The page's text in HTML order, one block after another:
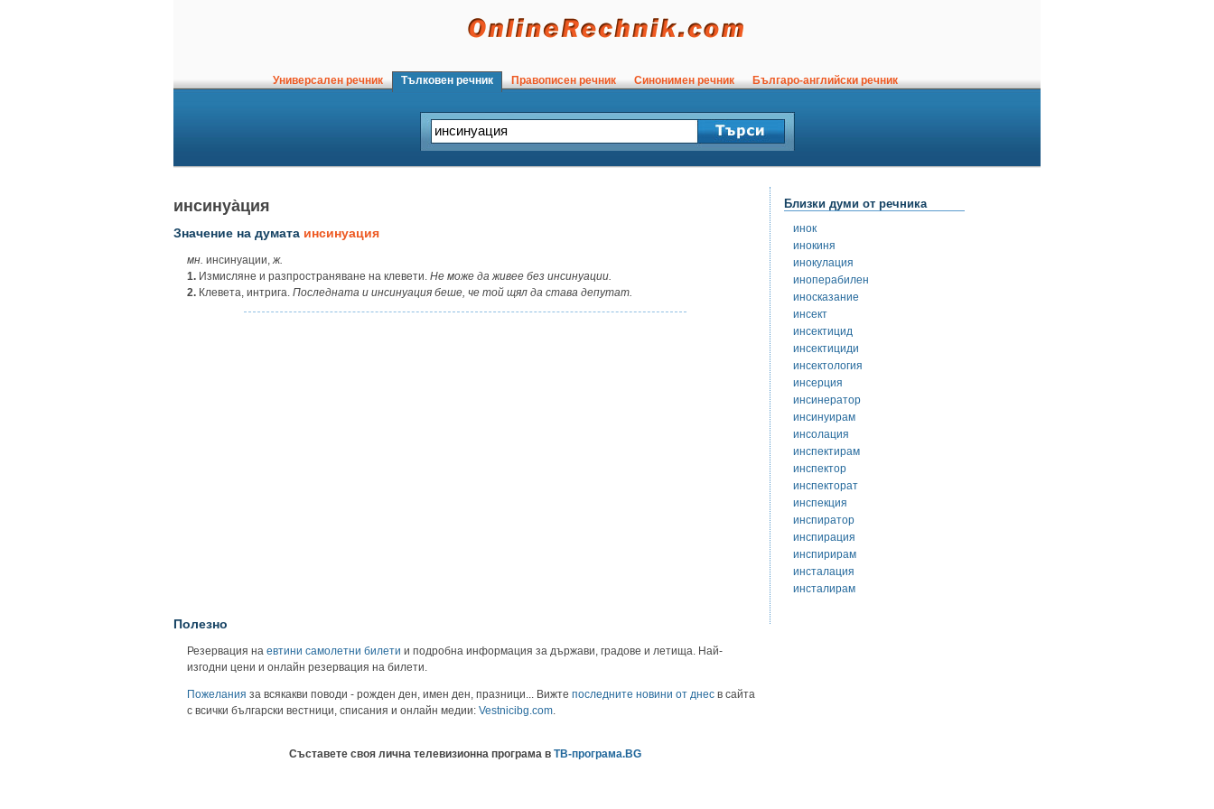
Универсален речник Тълковен речник Правописен речник Синонимен речник Българо-английски речник
инсинуа̀ция
Значение на думата инсинуация
мн. инсинуации,ж.
1. Измисляне и разпространяване на клевети. Не може да живее без инсинуации.
2. Клевета, интрига. Последната и инсинуация беше, че той щял да става депутат.
Полезно
Резервация на евтини самолетни билети и подробна информация за държави, градове и летища. Най-
изгодни цени и онлайн резервация на билети.
Пожелания за всякакви поводи - рожден ден, имен ден, празници... Вижте последните новини от днес в сайта
с всички български вестници, списания и онлайн медии: Vestnicibg.com
Съставете своя лична телевизионна програма в ТВ-програма.BG
Близки думи от речника
инок
инокиня
инокулация
иноперабилен
иносказание
инсект
инсектицид
инсектициди
инсектология
инсерция
инсинератор
инсинуирам
инсолация
инспектирам
инспектор
инспекторат
инспекция
инспиратор
инспирация
инспирирам
инсталация
инсталирам